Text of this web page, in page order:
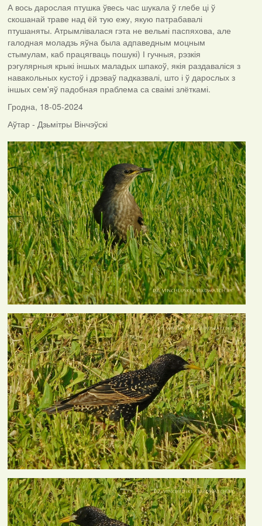
А вось дарослая птушка ўвесь час шукала ў глебе ці ў
скошанай траве над ёй тую ежу, якую патрабавалі
птушаняты. Атрымлівалася гэта не вельмі паспяхова, але
галодная моладзь яўна была адпаведным моцным
стымулам, каб працягваць пошукі) І гучныя, рэзкія
рэгулярныя крыкі іншых маладых шпакоў, якія раздаваліся з
навакольных кустоў і дрэваў падказвалі, што і ў дарослых з
іншых сем'яў падобная праблема са сваімі злёткамі.
Гродна, 18-05-2024
Аўтар - Дзьмітры Вінчэўскі